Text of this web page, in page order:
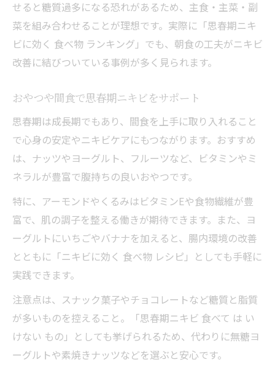
せると糖質過多になる恐れがあるため、主食・主菜・副
菜を組み合わせることが理想です。実際に「思春期ニキ
ビに効く 食べ物 ランキング」でも、朝食の工夫がニキビ
改善に結びついている事例が多く見られます。
おやつや間食で思春期ニキビをサポート
思春期は成長期でもあり、間食を上手に取り入れること
で心身の安定やニキビケアにもつながります。おすすめ
は、ナッツやヨーグルト、フルーツなど、ビタミンやミ
ネラルが豊富で腹持ちの良いおやつです。
特に、アーモンドやくるみはビタミンEや食物繊維が豊
富で、肌の調子を整える働きが期待できます。また、ヨ
ーグルトにいちごやバナナを加えると、腸内環境の改善
とともに「ニキビに効く 食べ物 レシピ」としても手軽に
実践できます。
注意点は、スナック菓子やチョコレートなど糖質と脂質
が多いものを控えること。「思春期ニキビ 食べて は い
けない もの」としても挙げられるため、代わりに無糖ヨ
ーグルトや素焼きナッツなどを選ぶと安心です。